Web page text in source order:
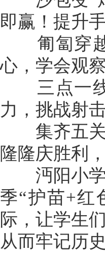
即赢！提升
匍匐穿越
心，学会观
三点一线
力，挑战射
集齐五关
隆隆庆胜利
沔阳小学
季“护苗+红
际，让学生
从而牢记历